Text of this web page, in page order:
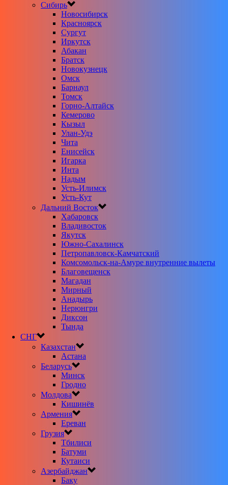
Сибирь
Новосибирск
Красноярск
Сургут
Иркутск
Абакан
Братск
Новокузнецк
Омск
Барнаул
Томск
Горно-Алтайск
Кемерово
Кызыл
Улан-Удэ
Чита
Енисейск
Игарка
Инта
Надым
Усть-Илимск
Усть-Кут
Дальний Восток
Хабаровск
Владивосток
Якутск
Южно-Сахалинск
Петропавловск-Камчатский
Комсомольск-на-Амуре внутренние вылеты
Благовещенск
Магадан
Мирный
Анадырь
Нерюнгри
Диксон
Тында
СНГ
Казахстан
Астана
Беларусь
Минск
Гродно
Молдова
Кишинёв
Армения
Ереван
Грузия
Тбилиси
Батуми
Кутаиси
Азербайджан
Баку